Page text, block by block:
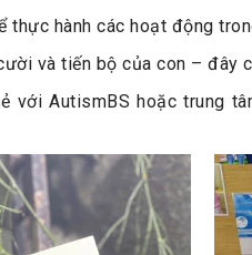
thực hành các hoạt động
và tiến bộ của con – đây
với AutismBS hoặc trung